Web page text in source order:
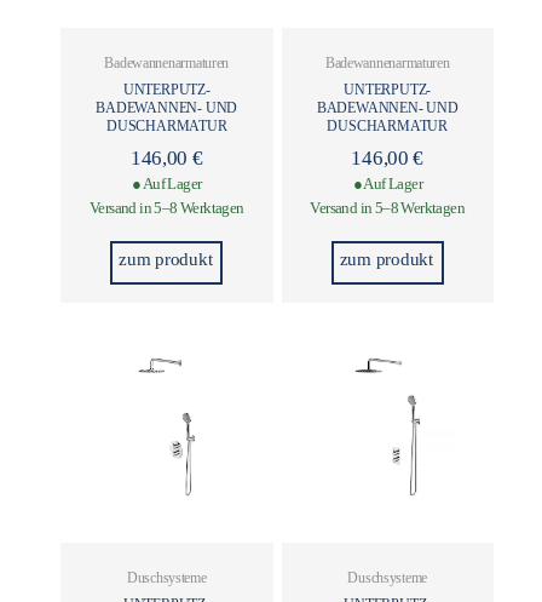
Badewannenarmaturen
UNTERPUTZ-
BADEWANNEN- UND
DUSCHARMATUR
146,00 €
● Auf Lager
Versand in 5–8 Werktagen
zum produkt
Badewannenarmaturen
UNTERPUTZ-
BADEWANNEN- UND
DUSCHARMATUR
146,00€
● Auf Lager
Versand in 5–8 Werktagen
zum produkt
Duschsysteme
Duschsysteme